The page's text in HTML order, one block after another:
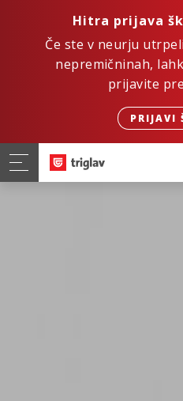
Hitra prijava
Če ste v neurju
nepremičninah,
prijavite
PRIJAVI